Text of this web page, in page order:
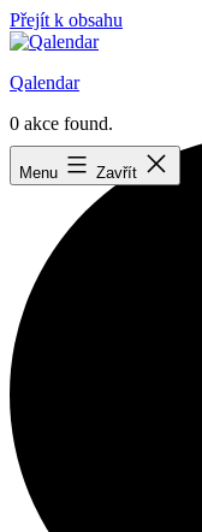
Přejít k obsahu
Qalendar
Menu Zavřít
0 akce found.